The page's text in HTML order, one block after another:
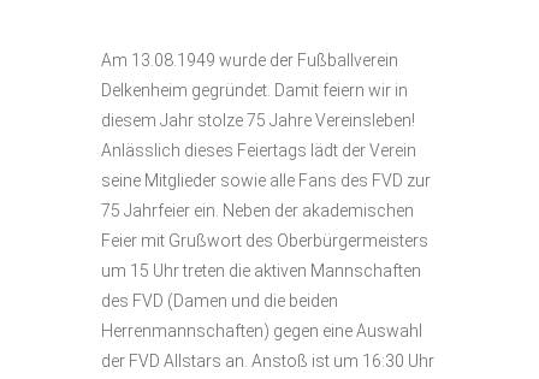
Am 13.08.1949 wurde der Fußballverein
Delkenheim gegründet. Damit feiern wir in
diesem Jahr stolze 75 Jahre Vereinsleben!
Anlässlich dieses Feiertags lädt der Verein
seine Mitglieder sowie alle Fans des FVD zur
75 Jahrfeier ein. Neben der akademischen
Feier mit Grußwort des Oberbürgermeisters
um 15 Uhr treten die aktiven Mannschaften
des FVD (Damen und die beiden
Herrenmannschaften) gegen eine Auswahl
der FVD Allstars an. Anstoß ist um 16:30 Uhr